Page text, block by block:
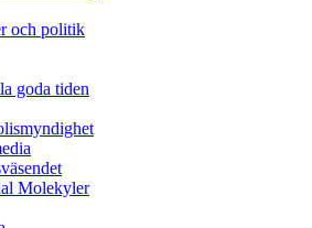
och politik
goda tiden
Molekyler